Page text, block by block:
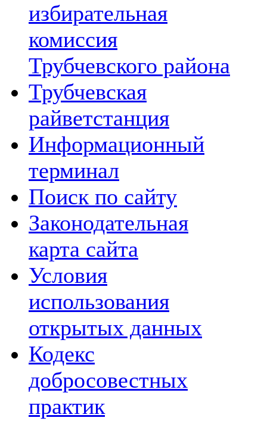
избирательная
комиссия
Трубчевского района
Трубчевская
райветстанция
Информационный
терминал
Поиск по сайту
Законодательная
карта сайта
Условия
использования
открытых данных
Кодекс
добросовестных
практик